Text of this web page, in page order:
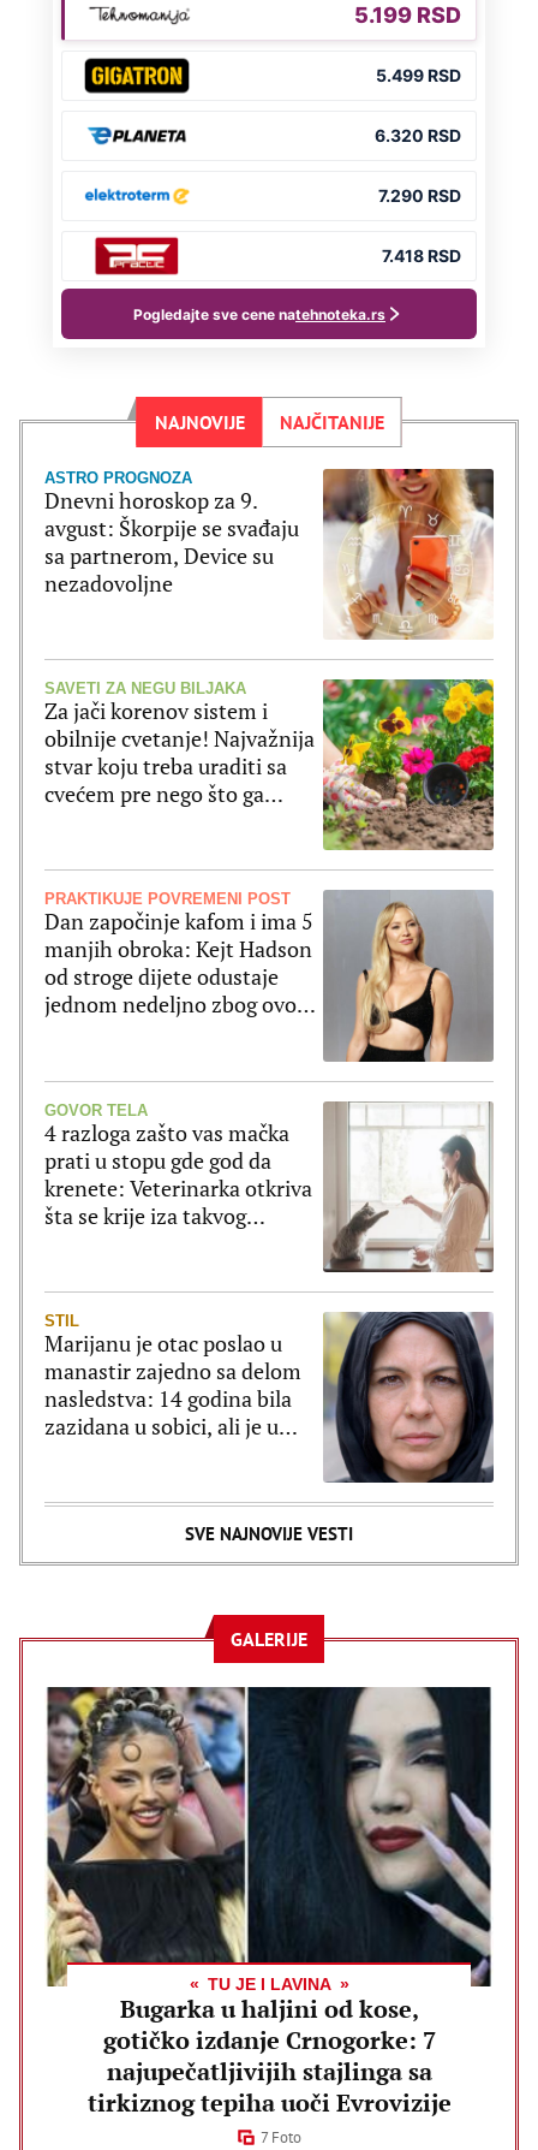
NAJNOVIJE NAJČITANIJE
ASTRO PROGNOZA
Dnevni horoskop za 9.
avgust: Škorpije se svađaju
sa partnerom, Device su
nezadovoljne
SAVETI ZA NEGU BILJAKA
Za jači korenov sistem i
obilnije cvetanje! Najvažnija
stvar koju treba uraditi sa
cvećem pre nego što ga
PRAKTIKUJE POVREMENI POST
Dan započinje kafom i ima 5
manjih obroka: Kejt Hadson
od stroge dijete odustaje
jednom nedeljno zbog ovog
GOVOR TELA
4 razloga zašto vas mačka
prati u stopu gde god da
krenete: Veterinarka otkriva
šta se krije iza takvog
STIL
Marijanu je otac poslao u
manastir zajedno sa delom
nasledstva: 14 godina bila
zazidana u sobici, ali je u
SVE NAJNOVIJE VESTI
GALERIJE
TU JE I LAVINA
Bugarka u haljini od kose,
gotičko izdanje Crnogorke: 7
najupečatljivijih stajlinga sa
tirkiznog tepiha uoči Evrovizije
7 Foto